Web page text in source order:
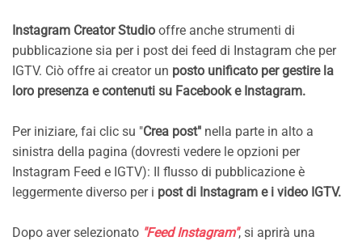
Instagram Creator Studio offre anche strumenti di
pubblicazione sia per i post dei feed di Instagram che per
IGTV. Ciò offre ai creator un posto unificato per gestire la
loro presenza e contenuti su Facebook e Instagram.
Per iniziare, fai clic su "Crea post" nella parte in alto a
sinistra della pagina (dovresti vedere le opzioni per
Instagram Feed e IGTV): Il flusso di pubblicazione è
leggermente diverso per i post di Instagram e i video IGTV.
Dopo aver selezionato "Feed Instagram", si aprirà una